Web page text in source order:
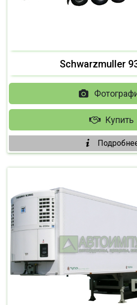
Schwarzmuller
Купить